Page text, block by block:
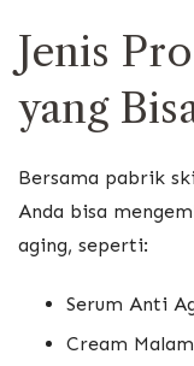
Jenis
yang
Bersama pabrik
Anda bisa
aging, seperti:
Serum Anti
Cream